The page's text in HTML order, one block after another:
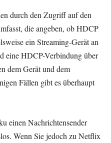
durch den Zugriff auf den
die angeben, ob HDCP
ein Streaming-Gerät an
eine HDCP-Verbindung über
dem Gerät und dem
Fällen gibt es überhaupt
einen Nachrichtensender
Wenn Sie jedoch zu Netflix